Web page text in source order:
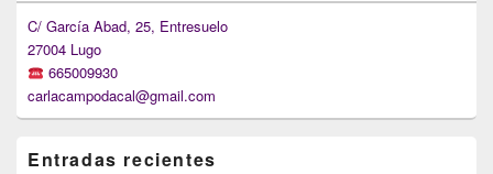
Area
C/ García Abad, 25, Entresuelo
27004 Lugo
665009930
carlacampodacal@gmail.com
Entradas recientes